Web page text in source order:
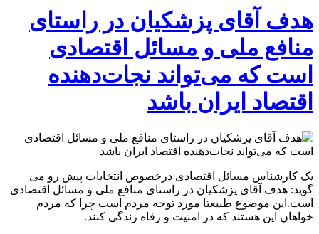
هدف آقای پزشکیان در راستای
منافع ملی و مسائل اقتصادی
است که می‌تواند نجات‌دهنده
اقتصاد ایران باشد
یک کارشناس مسائل اقتصادی درخصوص انتخابات پیش رو می
گوید: هدف آقای پزشکیان در راستای منافع ملی و مسائل اقتصادی
است.این موضوع طبیعتا مورد توجه مردم است چرا که مردم
خواهان این هستند که در امنیت و رفاه زندگی کنند.